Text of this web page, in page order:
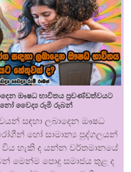
ඖෂධ භාවිතය ප්‍රචණ්ඩත්වයට
වෛද්‍ය රූමි රූබන්
සඳහා ලබාදෙන ඖෂධ
හෝ සාමාන්‍ය පුද්ගලයන්
හැකි ද යන්න වර්තමානයේ
මෙන්ම පොදු සමාජය තුළ ද